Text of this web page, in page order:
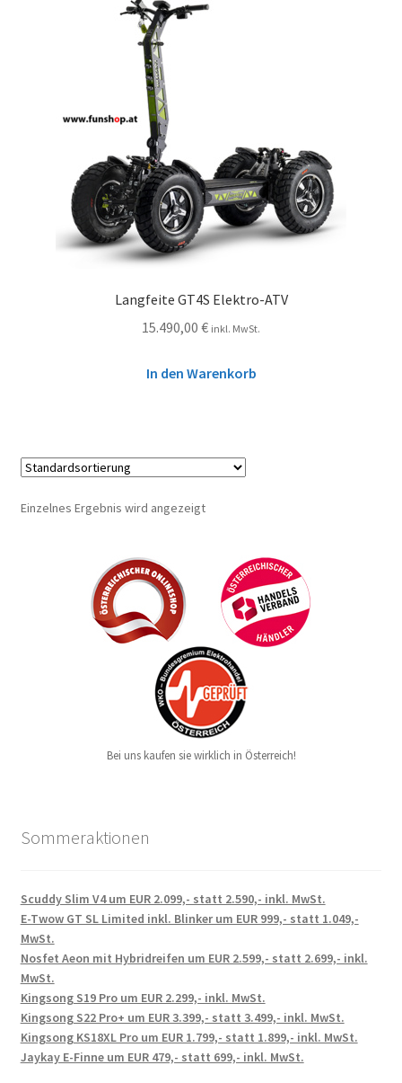
Langfeite GT4S Elektro-ATV
15.490,00 € inkl. MwSt.
In den Warenkorb
Einzelnes Ergebnis wird angezeigt
Bei uns kaufen sie wirklich in Österreich!
Sommeraktionen
Scuddy Slim V4 um EUR 2.099,- statt 2.590,- inkl. MwSt.
E-Twow GT SL Limited inkl. Blinker um EUR 999,- statt 1.049,-
MwSt.
Nosfet Aeon mit Hybridreifen um EUR 2.599,- statt 2.699,- inkl.
MwSt.
Kingsong S19 Pro um EUR 2.299,- inkl. MwSt.
Kingsong S22 Pro+ um EUR 3.399,- statt 3.499,- inkl. MwSt.
Kingsong KS18XL Pro um EUR 1.799,- statt 1.899,- inkl. MwSt.
Jaykay E-Finne um EUR 479,- statt 699,- inkl. MwSt.